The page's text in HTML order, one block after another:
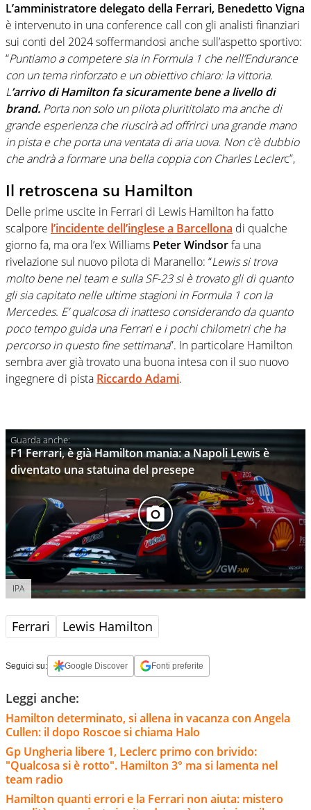
L’amministratore delegato della Ferrari, Benedetto Vigna
è intervenuto in una conference call con gli analisti finanziari
sui conti del 2024 soffermandosi anche sull’aspetto sportivo:
“Puntiamo a competere sia in Formula 1 che nell’Endurance
con un tema rinforzato e un obiettivo chiaro: la vittoria.
L’arrivo di Hamilton fa sicuramente bene a livello di
brand. Porta non solo un pilota plurititolato ma anche di
grande esperienza che riuscirà ad offrirci una grande mano
in pista e che porta una ventata di aria uova. Non c’è dubbio
che andrà a formare una bella coppia con Charles Leclerc”,
Il retroscena su Hamilton
Delle prime uscite in Ferrari di Lewis Hamilton ha fatto
scalpore l’incidente dell’inglese a Barcellona di qualche
giorno fa, ma ora l’ex Williams Peter Windsorfa una
rivelazione sul nuovo pilota di Maranello: “Lewis si trova
molto bene nel team e sulla SF-23 si è trovato gli di quanto
gli sia capitato nelle ultime stagioni in Formula 1 con la
Mercedes. E’ qualcosa di inatteso considerando da quanto
poco tempo guida una Ferrari e i pochi chilometri che ha
percorso in questo fine settimana”. In particolare Hamilton
sembra aver già trovato una buona intesa con il suo nuovo
ingegnere di pista Riccardo Adami.
F1 Ferrari, è già Hamilton mania: a Napoli Lewis è
diventato una statuina del presepe
IPA
Ferrari Lewis Hamilton
Seguici su: Google Discover Fonti preferite
Leggi anche:
Hamilton determinato, si allena in vacanza con Angela
Cullen: il dopo Roscoe si chiama Halo
Gp Ungheria libere 1, Leclerc primo con brivido:
"Qualcosa si è rotto". Hamilton 3° ma si lamenta nel
team radio
Hamilton quanti errori e la Ferrari non aiuta: mistero